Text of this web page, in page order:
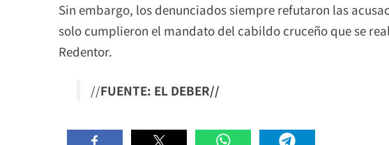
Sin embargo, los denunciados siempre refutaron las
solo cumplieron el mandato del cabildo cruceño que se
Redentor.
//FUENTE: EL DEBER//